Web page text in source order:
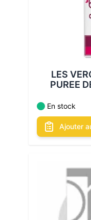
Les
LES
PUREE
En stock
Ajouter